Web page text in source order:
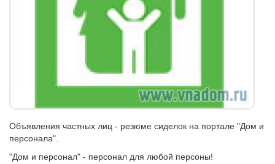
Объявления частных лиц - резюме сиделок на портале "Дом и
персонала".
"Дом и персонал" - персонал для любой персоны!